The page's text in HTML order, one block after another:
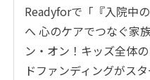
Readyforで「『入院中
へ 心のケアでつなぐ家
ン・オン！キッズ全体
ドファンディングがス